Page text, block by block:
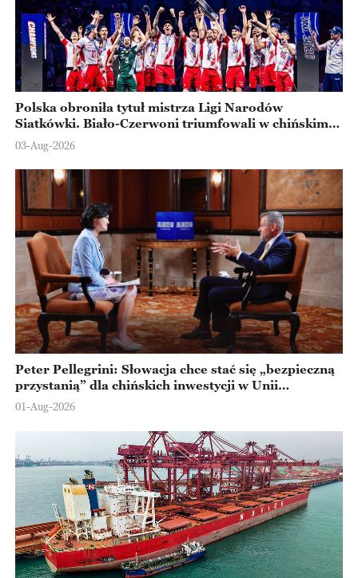
Polska obroniła tytuł mistrza Ligi Narodów
Siatkówki. Biało-Czerwoni triumfowali w chińskim
Ningbo
03-Aug-2026
Peter Pellegrini: Słowacja chce stać się „bezpieczną
przystanią” dla chińskich inwestycji w Unii
Europejskiej
01-Aug-2026